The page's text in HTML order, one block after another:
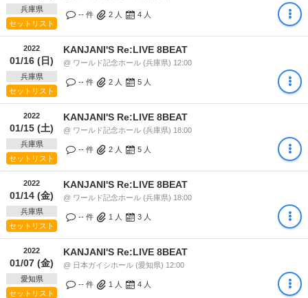
兵庫県
セットリスト
-- 件 2 人 4 人
2022
01/16 (日)
兵庫県
セットリスト
KANJANI'S Re:LIVE 8BEAT
@ ワールド記念ホール (兵庫県) 12:00
-- 件 2 人 5 人
2022
01/15 (土)
兵庫県
セットリスト
KANJANI'S Re:LIVE 8BEAT
@ ワールド記念ホール (兵庫県) 18:00
-- 件 2 人 5 人
2022
01/14 (金)
兵庫県
セットリスト
KANJANI'S Re:LIVE 8BEAT
@ ワールド記念ホール (兵庫県) 18:00
-- 件 1 人 3 人
2022
01/07 (金)
愛知県
セットリスト
KANJANI'S Re:LIVE 8BEAT
@ 日本ガイシホール (愛知県) 12:00
-- 件 1 人 4 人